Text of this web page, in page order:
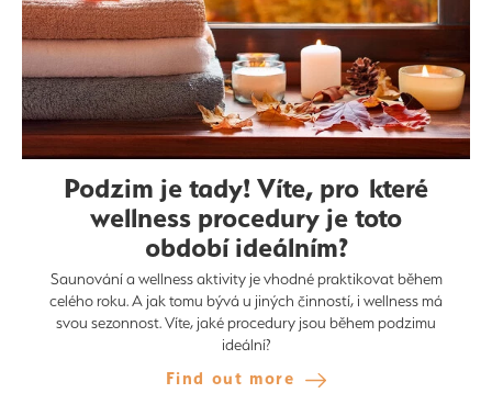
Podzim je tady! Víte, pro které
wellness procedury je toto
období ideálním?
Saunování a wellness aktivity je vhodné praktikovat během
celého roku. A jak tomu bývá u jiných činností, i wellness má
svou sezonnost. Víte, jaké procedury jsou během podzimu
ideální?
Find out more